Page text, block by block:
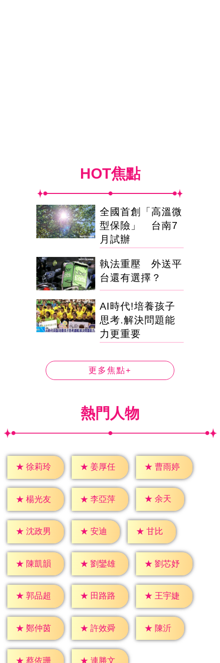
HOT焦點
全國首創「高溫微
型保險」 台南7
月試辦
執法重壓 外送平
台還有選擇？
AI時代!培養孩子
思考.解決問題能
力更重要
更多焦點+
熱門人物
★ 徐莉玲 ★ 姜厚任 ★ 曹雨婷
★ 楊光友 ★ 李亞萍 ★ 余天
★ 沈政男 ★ 安迪 ★ 甘比
★ 陳凱韻 ★ 劉鑾雄 ★ 劉芯妤
★ 郭品超 ★ 田路路 ★ 王宇婕
★ 鄭仲茵 ★ 許效舜 ★ 陳沂
★ 蔡依珊 ★ 連勝文